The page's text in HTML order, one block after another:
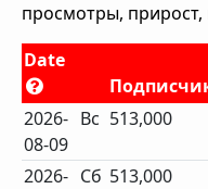
просмотры, прирост,
Date
2026-
08-09
Вс 513,000
2026- Сб 513,000